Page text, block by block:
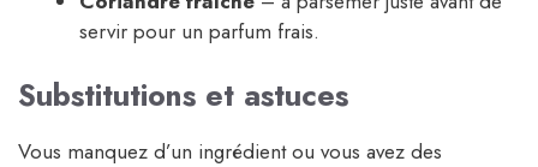
servir pour un parfum frais.
Substitutions et astuces
Vous manquez d’un ingrédient ou vous avez des